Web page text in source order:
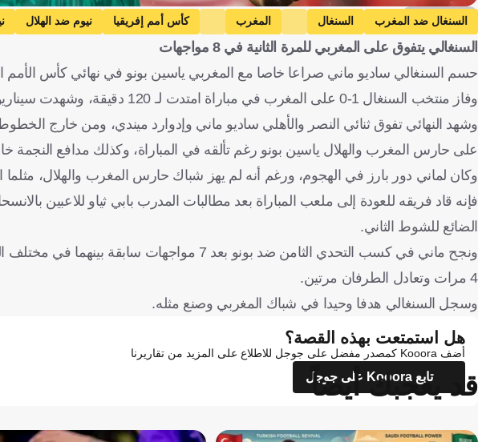
Getty Images
السنغال ضد المغرب السنغال المغرب كأس أمم إفريقيا نيوم ضد الهلال
ضمك ضد النصر
ضمك النصر السنغال المغرب
السنغالي يتفوق على المغربي للمرة الثانية في 8 مواجهات
حسم السنغالي ساديو ماني صراعا خاصا مع المغربي ياسين بونو في نهائي كأس الأمم
وفاز منتخب السنغال 1-0 على المغرب في مباراة امتدت لـ 120 دقيقة، وشهدت سيناريو درامي أضاعت فيه المغرب ركلة جزاء.
وشهد النهائي تفوق ثنائي النصر والأهلي ساديو ماني وإدوارد ميندي، ومن خارج
على حارس المغرب والهلال ياسين بونو رغم تألقه في المباراة، وكذلك مدافع النجمة
وكان لماني دور بارز في الهجوم، ورغم أنه لم يهز شباك حارس المغرب والهلال،
فإنه قاد فريقه للعودة إلى ملعب المباراة بعد مطالبات المدرب بابي ثياو للاعبين
الضائع للشوط الثاني.
ونجح ماني في كسب التحدي الثامن ضد بونو بعد 7
4 مرات وتعادل الطرفان مرتين.
وسجل السنغالي هدفا وحيدا في شباك المغربي وصنع مثله.
هل استمتعت بهذه القصة؟
أضف Kooora كمصدر مفضل على جوجل للاطلاع على المزيد من تقاريرنا
تابع Kooora على جوجل
قد يعجبك أيضاً